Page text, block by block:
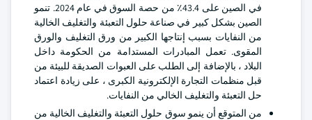
في الصين على 43.4٪ من حصة السوق في عام 2024. تنمو
الصين بشكل كبير في صناعة حلول التعبئة والتغليف الخالية
من النفايات بسبب إنتاجها الكبير من ورق التغليف والورق
المقوى. تعمل المبادرات المستدامة من الحكومة داخل
البلاد ، بالإضافة إلى الطلب على العبوات الصديقة للبيئة من
قبل منظمات التجارة الإلكترونية الكبرى ، على زيادة اعتماد
حل التعبئة والتغليف الخالي من النفايات.
من المتوقع أن ينمو سوق حلول التعبئة والتغليف الخالية من